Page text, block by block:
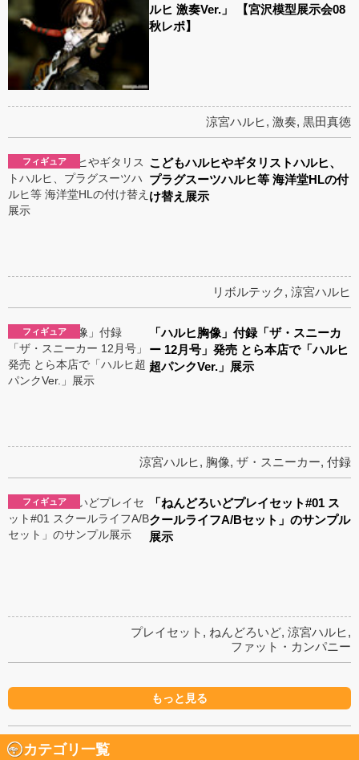
ルヒ 激奏Ver.」 【宮沢模型展示会08
秋レポ】
涼宮ハルヒ , 激奏, 黒田真徳
フィギュア
こどもハルヒやギタリストハルヒ、
プラグスーツハルヒ等 海洋堂HLの付
け替え展示
リボルテック, 涼宮ハルヒ
フィギュア
「ハルヒ胸像」付録「ザ・スニーカ
ー 12月号」発売 とら本店で「ハルヒ
超パンクVer.」展示
涼宮ハルヒ , 胸像, ザ・スニーカー, 付録
フィギュア
「ねんどろいどプレイセット#01 ス
クールライフA/Bセット」のサンプル
展示
プレイセット , ねんどろいど, 涼宮ハルヒ ,
ファット・カンパニー
もっと見る
カテゴリ一覧